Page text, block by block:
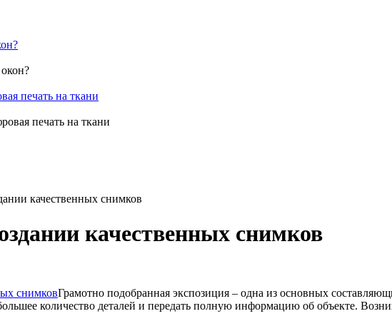
печать на ткани
качественных снимков
качественных снимков
Грамотно подобранная экспозиция – одна из основных
количество деталей и передать полную информацию об объекте.